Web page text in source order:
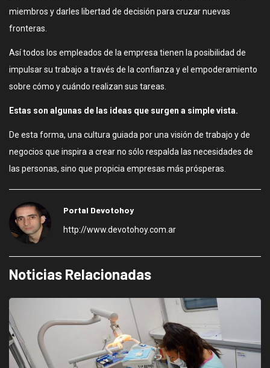
miembros y darles libertad de decisión para cruzar nuevas
fronteras.
Así todos los empleados de la empresa tienen la posibilidad de
impulsar su trabajo a través de la confianza y el empoderamiento
sobre cómo y cuándo realizan sus tareas.
Estas son algunas de las ideas que surgen a simple vista.
De esta forma, una cultura guiada por una visión de trabajo y de
negocios que inspira a crear no sólo respalda las necesidades de
las personas, sino que propicia empresas más prósperas.
Portal Devotohoy
http://www.devotohoy.com.ar
Noticias Relacionadas